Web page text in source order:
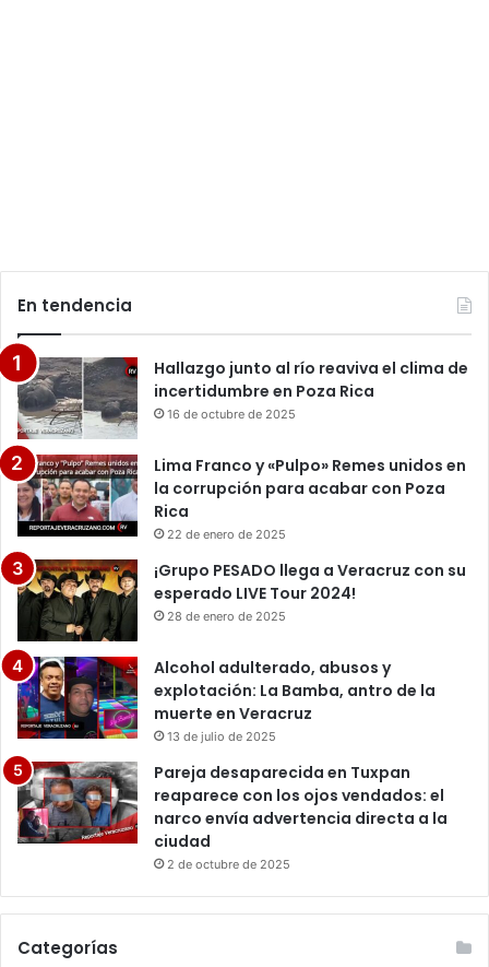
En tendencia
Hallazgo junto al río reaviva el clima de
incertidumbre en Poza Rica
16 de octubre de 2025
Lima Franco y «Pulpo» Remes unidos en
la corrupción para acabar con Poza
Rica
22 de enero de 2025
¡Grupo PESADO llega a Veracruz con su
esperado LIVE Tour 2024!
28 de enero de 2025
Alcohol adulterado, abusos y
explotación: La Bamba, antro de la
muerte en Veracruz
13 de julio de 2025
Pareja desaparecida en Tuxpan
reaparece con los ojos vendados: el
narco envía advertencia directa a la
ciudad
2 de octubre de 2025
Categorías